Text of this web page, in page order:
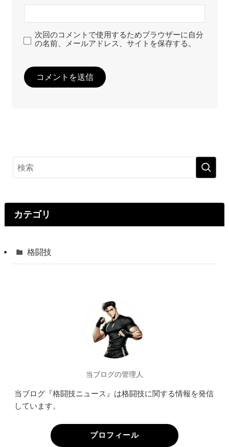
次回のコメントで使用するためブラウザーに自分
の名前、メールアドレス、サイトを保存する。
カテゴリ
格闘技
当ブログの管理人
当ブログ『格闘技ニュース』は格闘技に関する情報を発信
しています。
プロフィール